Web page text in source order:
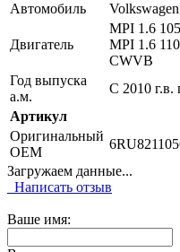
Автомобиль
Двигатель
MPI 1.6
MPI 1.6
CWVB
Год выпуска
а.м.
С 2010 г.в.
Артикул
Оригинальный
OEM
Загружаем данные...
Написать отзыв
Ваше имя: